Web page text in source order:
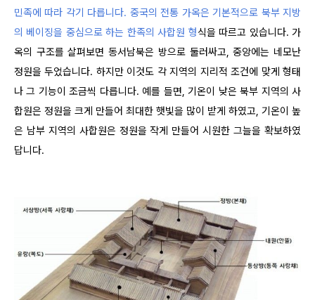
민족에 따라 각기 다릅니다. 중국의 전통 가옥은 기본적으로 북부 지방
의 베이징을 중심으로 하는 한족의 사합원 형식을 따르고 있습니다. 가
옥의 구조를 살펴보면 동서남북은 방으로 둘러싸고, 중앙에는 네모난
정원을 두었습니다. 하지만 이것도 각 지역의 지리적 조건에 맞게 형태
나 그 기능이 조금씩 다릅니다. 예를 들면, 기온이 낮은 북부 지역의 사
합원은 정원을 크게 만들어 최대한 햇빛을 많이 받게 하였고, 기온이 높
은 남부 지역의 사합원은 정원을 작게 만들어 시원한 그늘을 확보하였
답니다.